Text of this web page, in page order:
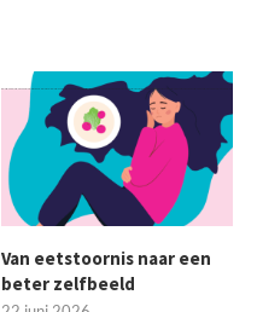
Van eetstoornis naar een
beter zelfbeeld